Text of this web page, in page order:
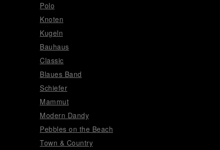
Polo
Knoten
Kugeln
Bauhaus
Classic
Blaues Band
Schiefer
Mammut
Modern Dandy
Pebbles on the Beach
Town & Country